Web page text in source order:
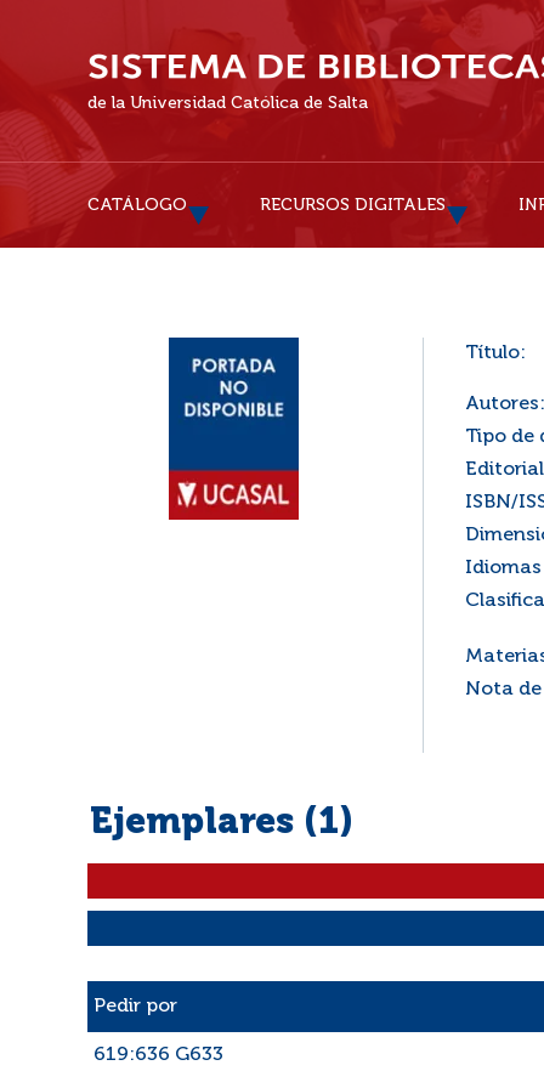
de la Universidad Católica de Salta
CATÁLOGO RECURSOS DIGITALES
Título:
Autores:
Tipo de
ISBN/
Idiomas
Nota
Ejemplares (1)
Pedir por
619:636 G633